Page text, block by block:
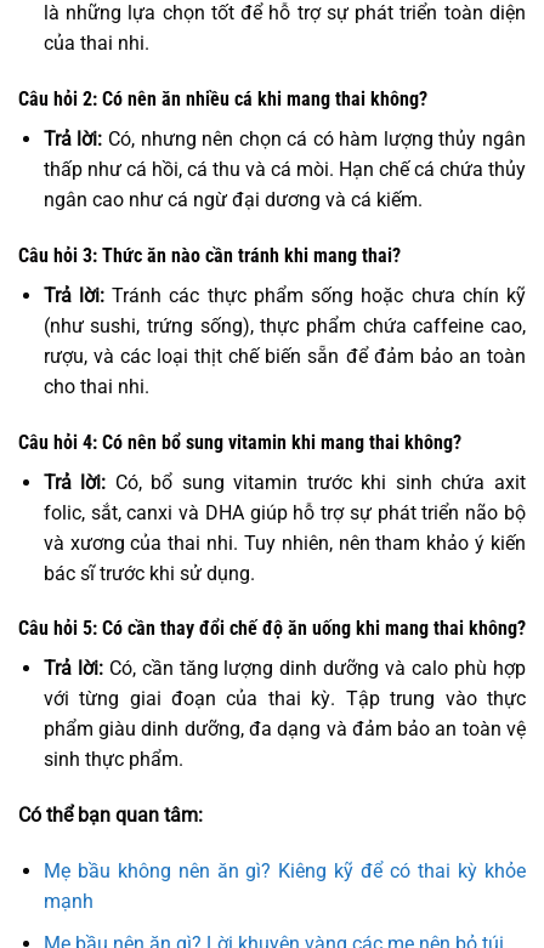
là những lựa chọn tốt để hỗ trợ sự phát triển toàn diện
của thai nhi.
Câu hỏi 2: Có nên ăn nhiều cá khi mang thai không?
Trả lời: Có, nhưng nên chọn cá có hàm lượng thủy ngân
thấp như cá hồi, cá thu và cá mòi. Hạn chế cá chứa thủy
ngân cao như cá ngừ đại dương và cá kiếm.
Câu hỏi 3: Thức ăn nào cần tránh khi mang thai?
Trả lời:Tránh các thực phẩm sống hoặc chưa chín kỹ
(như sushi, trứng sống), thực phẩm chứa caffeine cao,
rượu, và các loại thịt chế biến sẵn để đảm bảo an toàn
cho thai nhi.
Câu hỏi 4: Có nên bổ sung vitamin khi mang thai không?
Trả lời: Có, bổ sung vitamin trước khi sinh chứa axit
folic, sắt, canxi và DHA giúp hỗ trợ sự phát triển não bộ
và xương của thai nhi. Tuy nhiên, nên tham khảo ý kiến
bác sĩ trước khi sử dụng.
Câu hỏi 5: Có cần thay đổi chế độ ăn uống khi mang thai không?
Trả lời: Có, cần tăng lượng dinh dưỡng và calo phù hợp
với từng giai đoạn của thai kỳ. Tập trung vào thực
phẩm giàu dinh dưỡng, đa dạng và đảm bảo an toàn vệ
sinh thực phẩm.
Có thể bạn quan tâm:
Mẹ bầu không nên ăn gì? Kiêng kỹ để có thai kỳ khỏe
mạnh
Mẹ bầu nên ăn gì? Lời khuyên vàng các mẹ nên bỏ túi